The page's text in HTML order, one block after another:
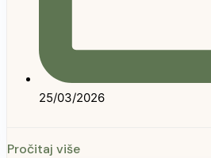
25/03/2026
Pročitaj više